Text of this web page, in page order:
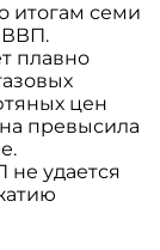
итогам семи
ВВП.
плавно
цен
превысила
удается